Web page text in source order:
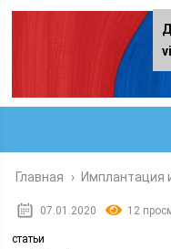
Главная › Имплантация
07.01.2020 12
статьи